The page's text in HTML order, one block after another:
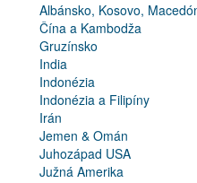
Albánsko, Kosovo,
Čína a Kambodža
Gruzínsko
India
Indonézia
Indonézia a Filipíny
Irán
Jemen & Omán
Juhozápad USA
Južná Amerika